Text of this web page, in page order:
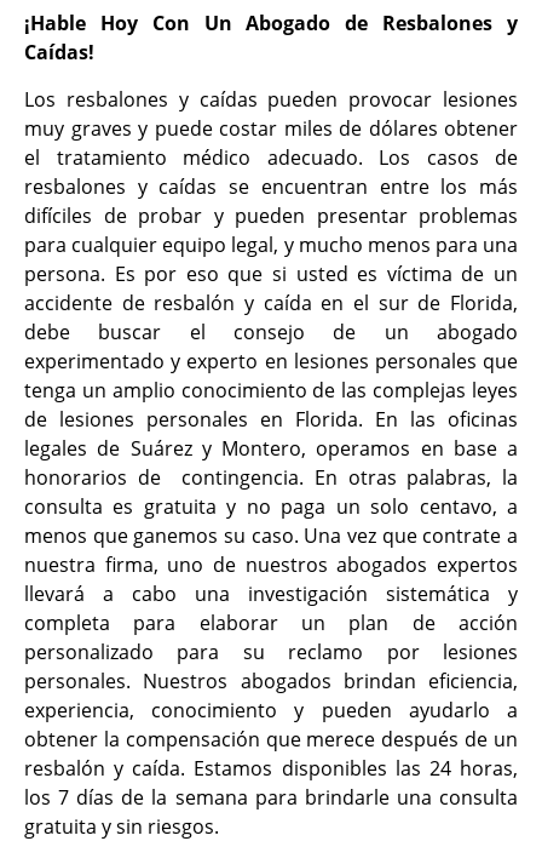
¡Hable Hoy Con Un Abogado de Resbalones y
Caídas!
Los resbalones y caídas pueden provocar lesiones
muy graves y puede costar miles de dólares obtener
el tratamiento médico adecuado. Los casos de
resbalones y caídas se encuentran entre los más
difíciles de probar y pueden presentar problemas
para cualquier equipo legal, y mucho menos para una
persona. Es por eso que si usted es víctima de un
accidente de resbalón y caída en el sur de Florida,
debe buscar el consejo de un abogado
experimentado y experto en lesiones personales que
tenga un amplio conocimiento de las complejas leyes
de lesiones personales en Florida. En las oficinas
legales de Suárez y Montero, operamos en base a
honorarios de contingencia. En otras palabras, la
consulta es gratuita y no paga un solo centavo, a
menos que ganemos su caso. Una vez que contrate a
nuestra firma, uno de nuestros abogados expertos
llevará a cabo una investigación sistemática y
completa para elaborar un plan de acción
personalizado para su reclamo por lesiones
personales. Nuestros abogados brindan eficiencia,
experiencia, conocimiento y pueden ayudarlo a
obtener la compensación que merece después de un
resbalón y caída. Estamos disponibles las 24 horas,
los 7 días de la semana para brindarle una consulta
gratuita y sin riesgos.